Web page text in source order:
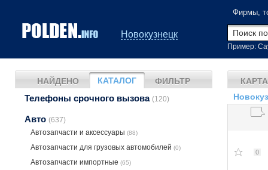
Новокузнецк
Фирмы,
Пример:
НАЙДЕНО КАТАЛОГ ФИЛЬТР
Телефоны срочного вызова (120)
Авто (637)
Автозапчасти и аксессуары (88)
Автозапчасти для грузовых автомобилей (0)
Автозапчасти импортные (65)
КАРТА
0